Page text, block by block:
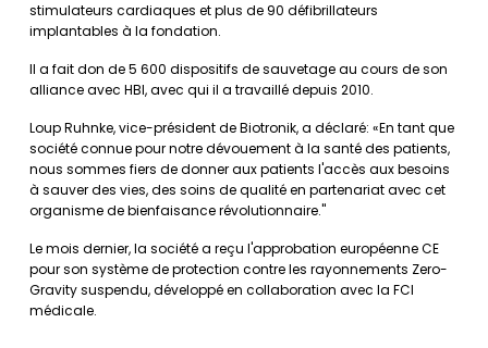
stimulateurs cardiaques et plus de 90 défibrillateurs
implantables à la fondation.
Il a fait don de 5 600 dispositifs de sauvetage au cours de son
alliance avec HBI, avec qui il a travaillé depuis 2010.
Loup Ruhnke, vice-président de Biotronik, a déclaré: «En tant que
société connue pour notre dévouement à la santé des patients,
nous sommes fiers de donner aux patients l'accès aux besoins
à sauver des vies, des soins de qualité en partenariat avec cet
organisme de bienfaisance révolutionnaire."
Le mois dernier, la société a reçu l'approbation européenne CE
pour son système de protection contre les rayonnements Zero-
Gravity suspendu, développé en collaboration avec la FCI
médicale.